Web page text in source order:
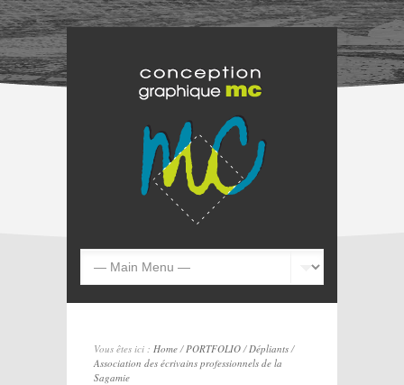
Vous êtes ici : Home/PORTFOLIO/Dépliants/
Association des écrivains professionnels de la
Sagamie